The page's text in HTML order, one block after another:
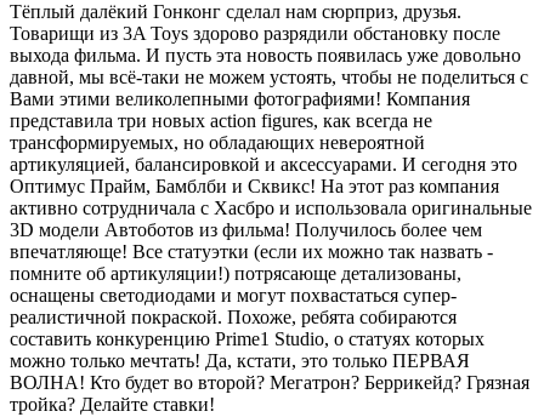
Тёплый далёкий Гонконг сделал нам сюрприз, друзья.
Товарищи из 3A Toys здорово разрядили обстановку после
выхода фильма. И пусть эта новость появилась уже довольно
давной, мы всё-таки не можем устоять, чтобы не поделиться с
Вами этими великолепными фотографиями! Компания
представила три новых action figures, как всегда не
трансформируемых, но обладающих невероятной
артикуляцией, балансировкой и аксессуарами. И сегодня это
Оптимус Прайм, Бамблби и Сквикс! На этот раз компания
активно сотрудничала с Хасбро и использовала оригинальные
3D модели Автоботов из фильма! Получилось более чем
впечатляюще! Все статуэтки (если их можно так назвать -
помните об артикуляции!) потрясающе детализованы,
оснащены светодиодами и могут похвастаться супер-
реалистичной покраской. Похоже, ребята собираются
составить конкуренцию Prime1 Studio, о статуях которых
можно только мечтать! Да, кстати, это только ПЕРВАЯ
ВОЛНА! Кто будет во второй? Мегатрон? Беррикейд? Грязная
тройка? Делайте ставки!